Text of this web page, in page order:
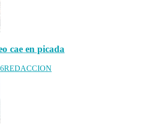
cae en picada
REDACCION